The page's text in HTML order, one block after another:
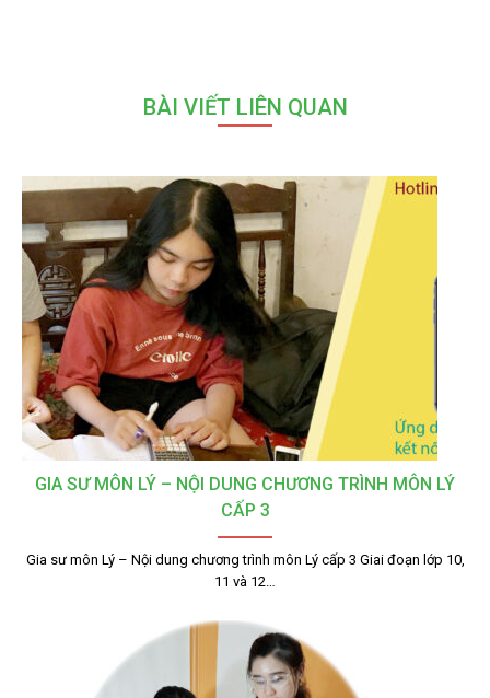
BÀI VIẾT LIÊN QUAN
GIA SƯ MÔN LÝ – NỘI DUNG CHƯƠNG TRÌNH MÔN LÝ
CẤP 3
Gia sư môn Lý – Nội dung chương trình môn Lý cấp 3 Giai đoạn lớp 10,
11 và 12…